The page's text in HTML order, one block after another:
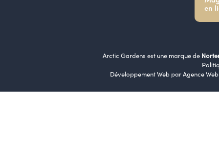
en
Arctic Gardens est une marque de
Développement Web parAgence